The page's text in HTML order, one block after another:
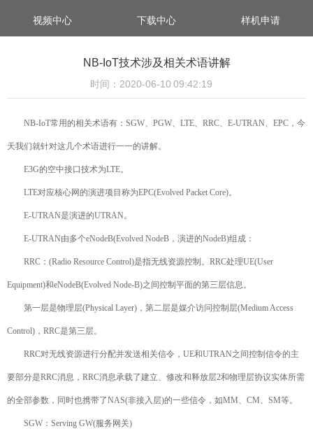
视频中心 下载中心 样机申请
NB-IoT技术涉及相关术语讲解
时间：2020-06-10 09:42:19
NB-IoT常用的相关术语有：SGW、PGW、LTE、RRC、E-UTRAN、EPC，今
天我们就针对这几个术语进行一一的讲解。
E3G的空中接口技术为LTE。
LTE对应核心网的演进项目称为EPC(Evolved Packet Core)。
E-UTRAN是演进的UTRAN。
E-UTRAN由多个eNodeB(Evolved NodeB，演进的NodeB)组成：
RRC：(Radio Resource Control)是指无线资源控制。RRC处理UE(User
Equipment)和eNodeB(Evolved Node-B)之间控制平面的第三层信息。
第一层是物理层(Physical Layer)，第二层是媒介访问控制层(Medium Access
Control)，RRC是第三层。
RRC对无线资源进行分配并发送相关信令，UE和UTRAN之间控制信令的主
要部分是RRC消息，RRC消息承载了建立、修改和释放层2和物理层协议实体所需
的全部参数，同时也携带了NAS(非接入层)的一些信令，如MM、CM、SM等。
SGW：Serving GW(服务网关)